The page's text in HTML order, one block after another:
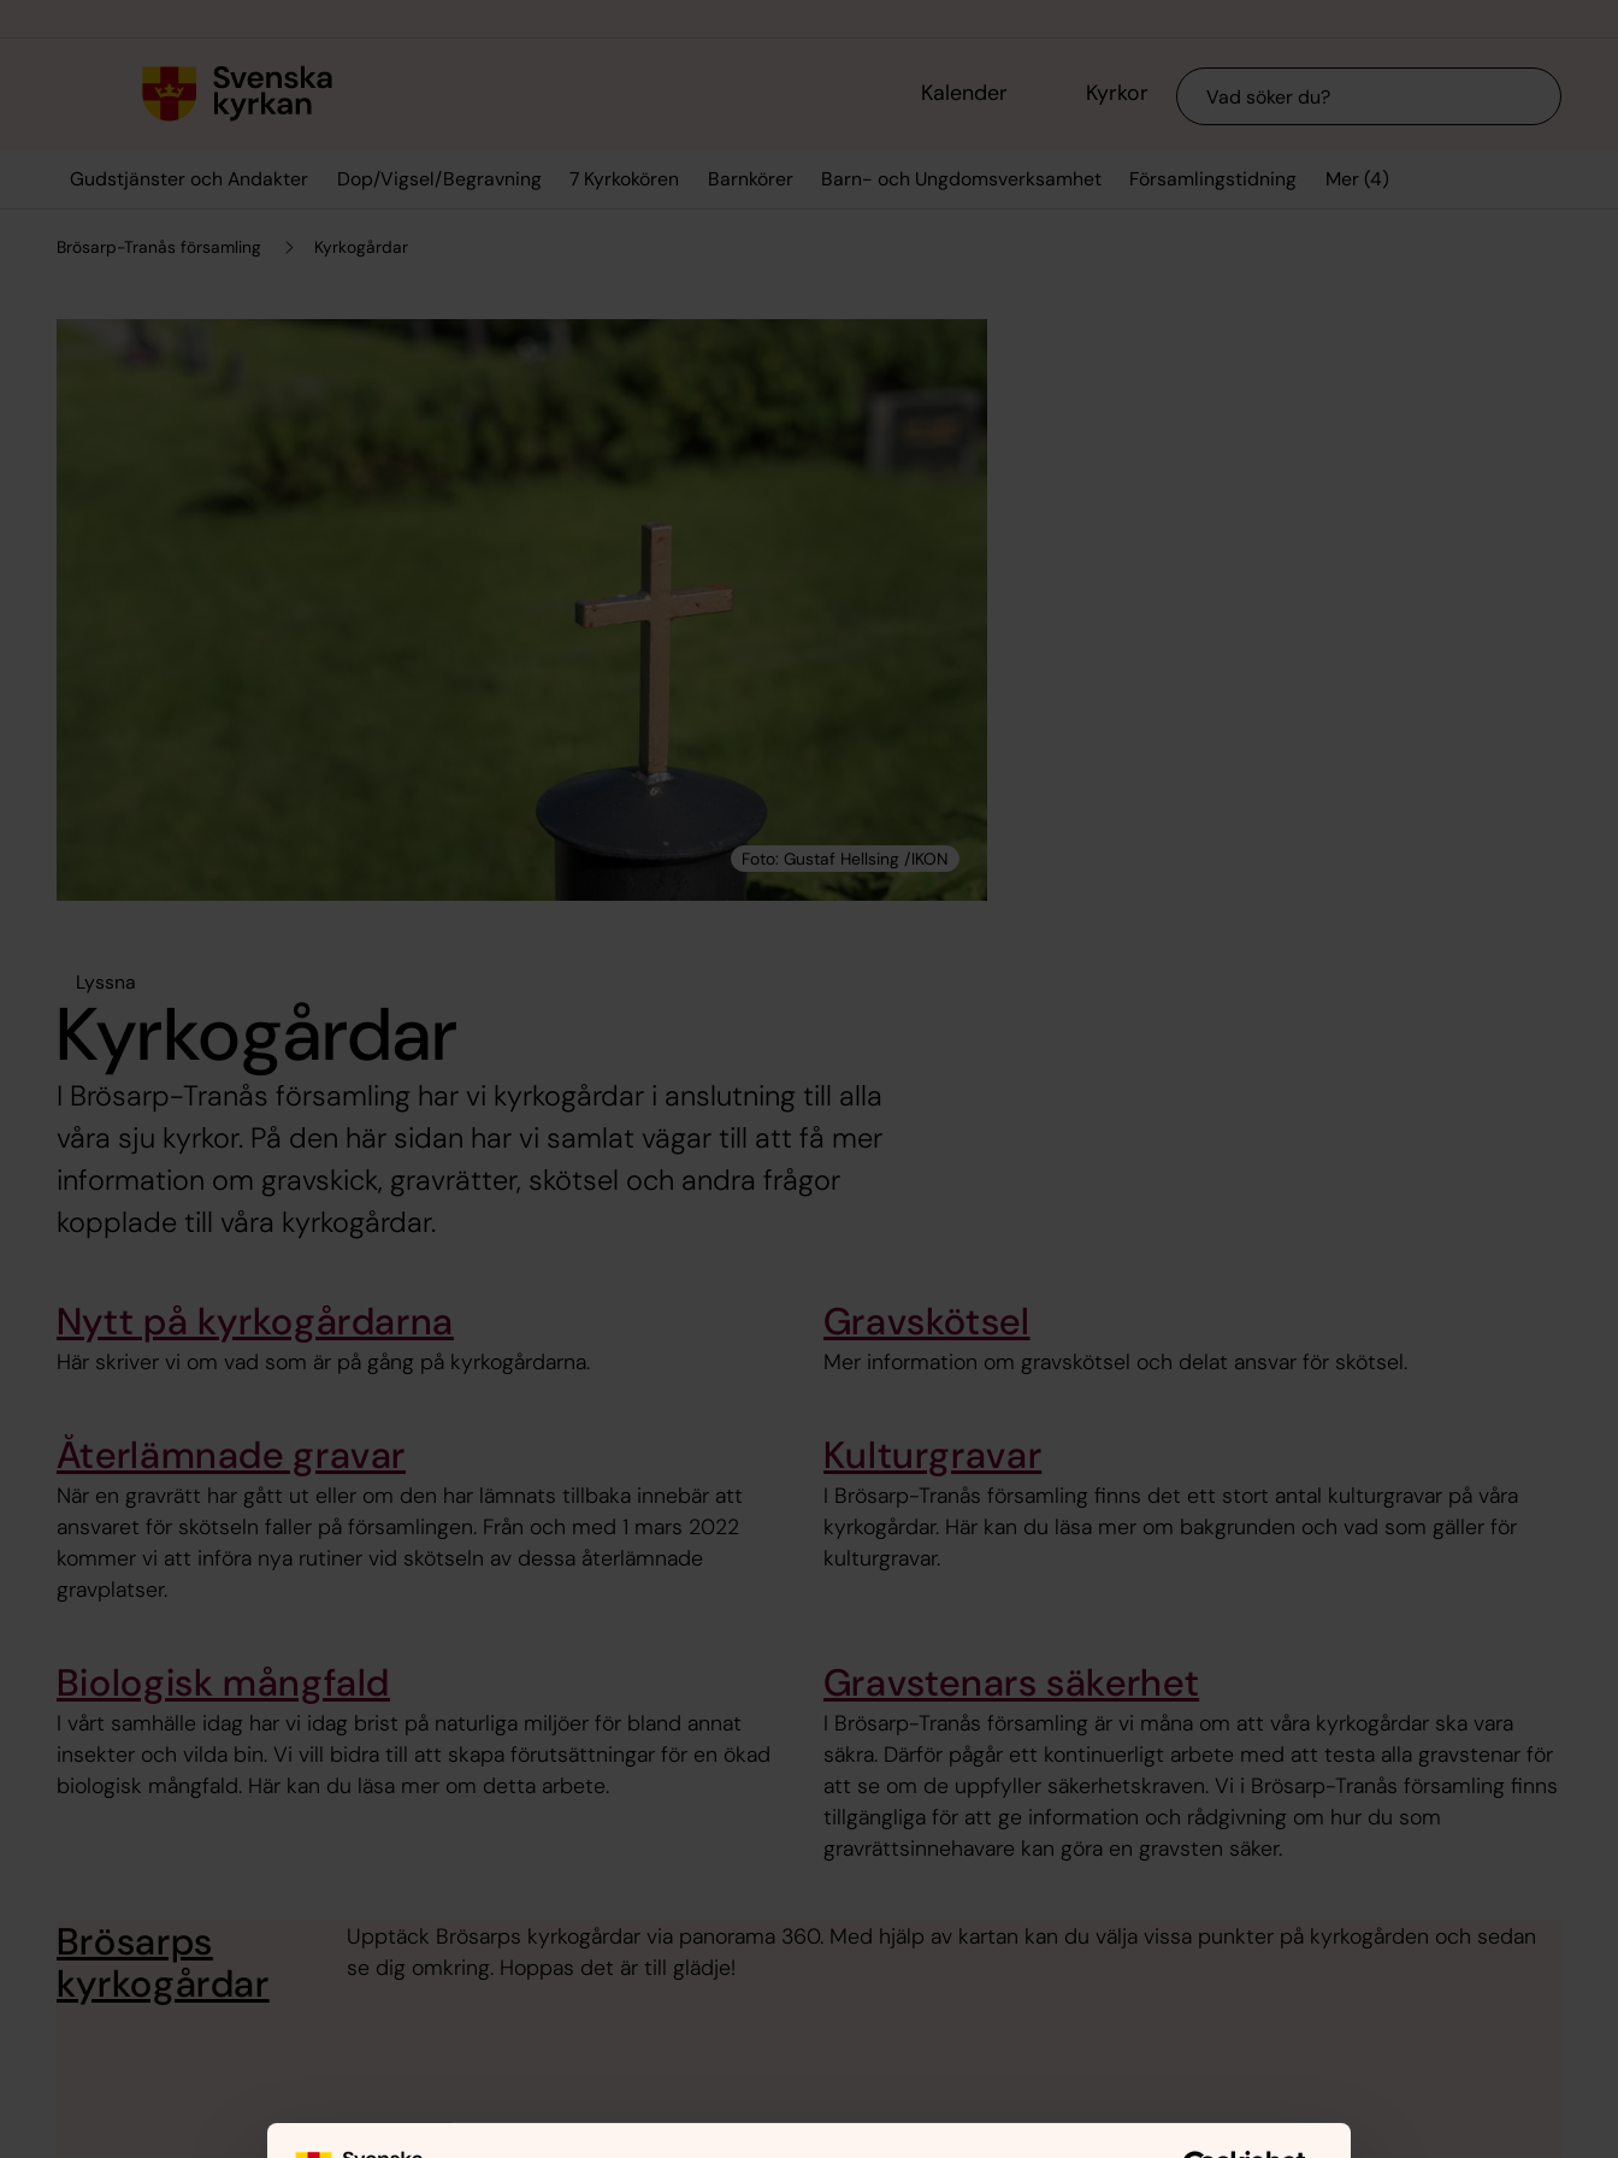
Kalender Kyrkor Sök
Gudstjänster och Andakter Dop/Vigsel/Begravning 7 Kyrkokören Barnkörer Barn- och Ungdomsverksamhet Församlingstidning Mer (4)
Brösarp-Tranås församling Kyrkogårdar
Lyssna
Kyrkogårdar
I Brösarp-Tranås församling har vi kyrkogårdar i anslutning till alla
våra sju kyrkor. På den här sidan har vi samlat vägar till att få mer
information om gravskick, gravrätter, skötsel och andra frågor
kopplade till våra kyrkogårdar.
Nytt på kyrkogårdarna
Här skriver vi om vad som är på gång på kyrkogårdarna.
Gravskötsel
Mer information om gravskötsel och delat ansvar för skötsel.
Återlämnade gravar
När en gravrätt har gått ut eller om den har lämnats tillbaka innebär att
ansvaret för skötseln faller på församlingen. Från och med 1 mars 2022
kommer vi att införa nya rutiner vid skötseln av dessa återlämnade
gravplatser.
Kulturgravar
I Brösarp-Tranås församling finns det ett stort antal kulturgravar på våra
kyrkogårdar. Här kan du läsa mer om bakgrunden och vad som gäller för
kulturgravar.
Biologisk mångfald
I vårt samhälle idag har vi idag brist på naturliga miljöer för bland annat
insekter och vilda bin. Vi vill bidra till att skapa förutsättningar för en ökad
biologisk mångfald. Här kan du läsa mer om detta arbete.
Gravstenars säkerhet
I Brösarp-Tranås församling är vi måna om att våra kyrkogårdar ska vara
säkra. Därför pågår ett kontinuerligt arbete med att testa alla gravstenar för
att se om de uppfyller säkerhetskraven. Vi i Brösarp-Tranås församling finns
tillgängliga för att ge information och rådgivning om hur du som
gravrättsinnehavare kan göra en gravsten säker.
Brösarps
kyrkogårdar
Upptäck Brösarps kyrkogårdar via panorama 360. Med hjälp av kartan kan du välja vissa punkter på kyrkogården och sedan
se dig omkring. Hoppas det är till glädje!